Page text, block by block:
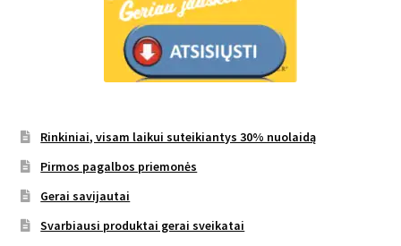
Rinkiniai, visam laikui suteikiantys 30% nuolaidą
Pirmos pagalbos priemonės
Gerai savijautai
Svarbiausi produktai gerai sveikatai